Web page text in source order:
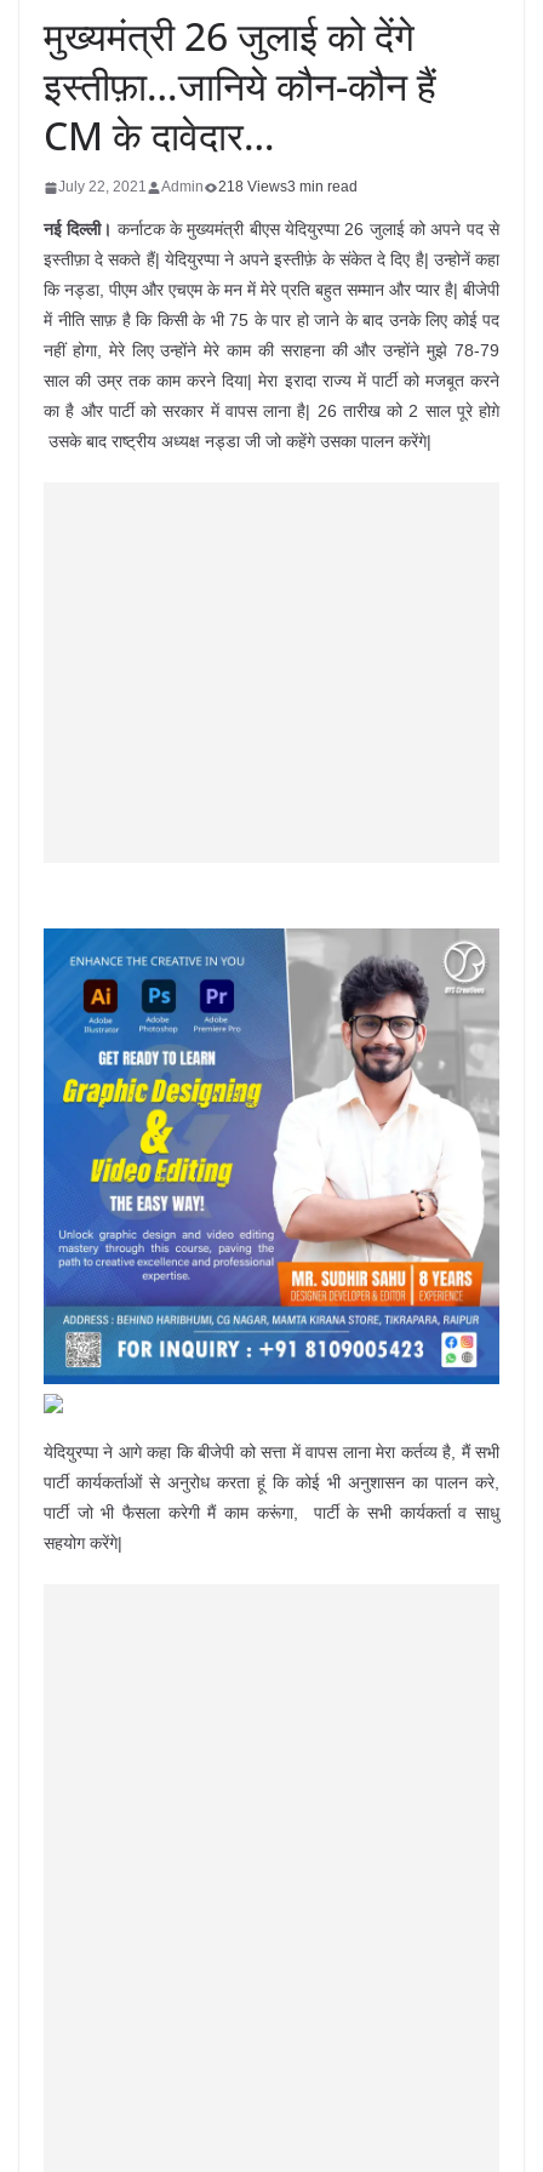
मुख्यमंत्री 26 जुलाई को देंगे
इस्तीफ़ा…जानिये कौन-कौन हैं
CM के दावेदार…
July 22, 2021 Admin 218 Views3 min read
नई दिल्ली। कर्नाटक के मुख्यमंत्री बीएस येदियुरप्पा 26 जुलाई को अपने पद से
इस्तीफ़ा दे सकते हैं| येदियुरप्पा ने अपने इस्तीफ़े के संकेत दे दिए है| उन्होनें कहा
कि नड्डा, पीएम और एचएम के मन में मेरे प्रति बहुत सम्मान और प्यार है| बीजेपी
में नीति साफ़ है कि किसी के भी 75 के पार हो जाने के बाद उनके लिए कोई पद
नहीं होगा, मेरे लिए उन्होंने मेरे काम की सराहना की और उन्होंने मुझे 78-79
साल की उम्र तक काम करने दिया| मेरा इरादा राज्य में पार्टी को मजबूत करने
का है और पार्टी को सरकार में वापस लाना है| 26 तारीख को 2 साल पूरे होग़े
उसके बाद राष्ट्रीय अध्यक्ष नड्डा जी जो कहेंगे उसका पालन करेंगे|
येदियुरप्पा ने आगे कहा कि बीजेपी को सत्ता में वापस लाना मेरा कर्तव्य है, मैं सभी
पार्टी कार्यकर्ताओं से अनुरोध करता हूं कि कोई भी अनुशासन का पालन करे,
पार्टी जो भी फैसला करेगी मैं काम करूंगा, पार्टी के सभी कार्यकर्ता व साधु
सहयोग करेंगे|